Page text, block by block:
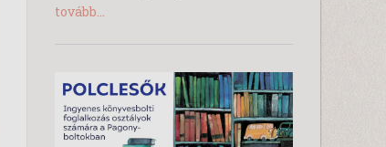
tovább...